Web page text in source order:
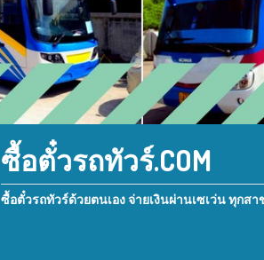
ซื้อตั๋วรถทัวร์.COM
ซื้อตั๋วรถทัวร์ด้วยตนเอง จ่ายเงินผ่านเซเว่น ทุกสา